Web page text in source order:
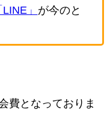
LINE」 が今のと
費となっておりま